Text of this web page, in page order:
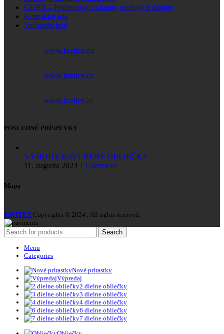
GDPR – Podmienky ochrany osobných údajov
Kontaktuj nás
Veľkoobchod
www.favitex.eu
www.favitex.cz
www.favitex.at
POSLEDNÉ PRÍSPEVKY
VÝHODY BAVLNENÉ OBLIEČKY
11. augusta 2023 1 Comment
Mapa
FAVITEX Copyrights © 2024 , All rights reserved,
Search
Menu
Categories
Nové prírastky
Výpredaj
2 dielne obliečky
3 dielne obliečky
4 dielne obliečky
6 dielne obliečky
7 dielne obliečky